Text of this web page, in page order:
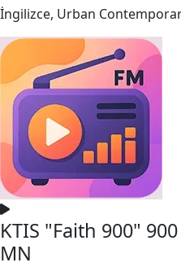
İngilizce, Urban
KTIS "Faith 900"
MN